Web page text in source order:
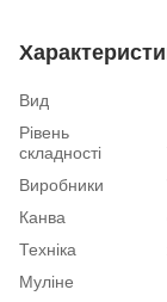
Вид
Рівень
складності
Виробники
Канва
Техніка
Муліне